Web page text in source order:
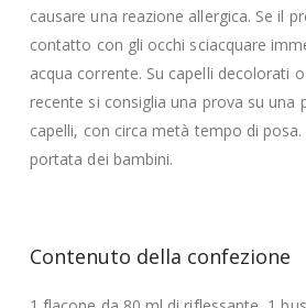
causare una reazione allergica. Se il
contatto con gli occhi sciacquare
acqua corrente. Su capelli decolorati
recente si consiglia una prova su una
capelli, con circa metà tempo di
portata dei bambini.
Contenuto della confezione